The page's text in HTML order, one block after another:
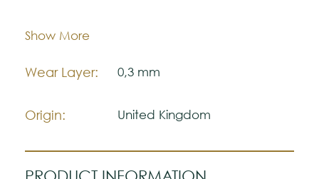
Please visit one Tricana Store to ensure
7
Show More
Thickness:
Wear Layer: 0,3 mm
Origin: United Kingdom